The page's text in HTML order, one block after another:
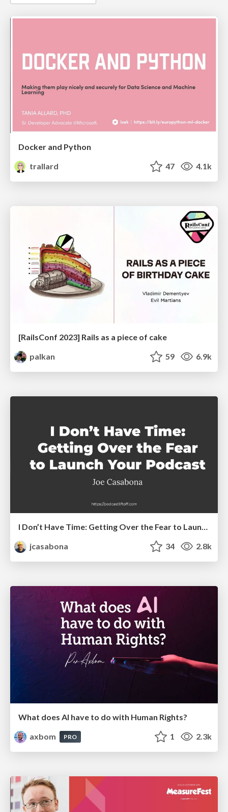
Docker and Python
trallard
47 4.1k
[RailsConf 2023] Rails as a piece of cake
palkan
59 6.9k
I Don’t Have Time: Getting Over the Fear to Launch Your Podcast
jcasabona
34 2.8k
What does AI have to do with Human Rights?
axbom
PRO 1 2.3k